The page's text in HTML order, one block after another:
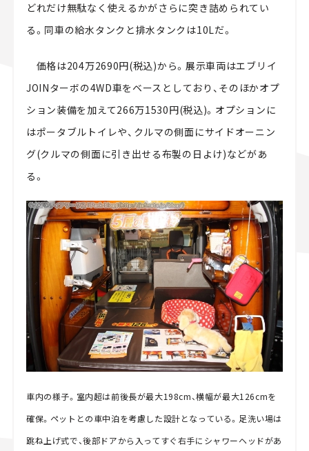
どれだけ無駄なく使えるかがさらに突き詰められてい
る。同車の給水タンクと排水タンクは10Lだ。
価格は204万2690円(税込)から。展示車両はエブリイ
JOINターボの4WD車をベースとしており、そのほかオプ
ション装備を加えて266万1530円(税込)。オプションに
はポータブルトイレや、クルマの側面にサイドオーニン
グ(クルマの側面に引き出せる布製の日よけ)などがあ
る。
車内の様子。室内超は前後長が最大198cm、横幅が最大126cmを
確保。ペットとの車中泊を考慮した設計となっている。足洗い場は
跳ね上げ式で、後部ドアから入ってすぐ右手にシャワーヘッドがあ